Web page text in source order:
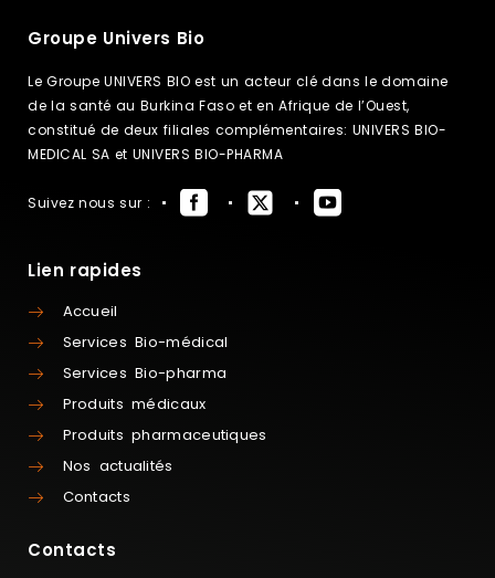
Groupe Univers Bio
Le Groupe UNIVERS BIO est un acteur clé dans le domaine
de la santé au Burkina Faso et en Afrique de l’Ouest,
constitué de deux filiales complémentaires: UNIVERS BIO-
MEDICAL SA et UNIVERS BIO-PHARMA
Suivez nous sur :
Lien rapides
Accueil
Services Bio-médical
Services Bio-pharma
Produits médicaux
Produits pharmaceutiques
Nos actualités
Contacts
Contacts